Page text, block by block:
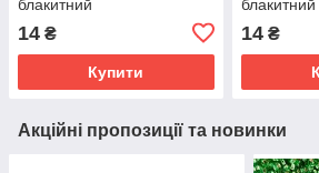
блакитний
14 ₴
Купити
блакитний
14₴
Акційні пропозиції та новинки